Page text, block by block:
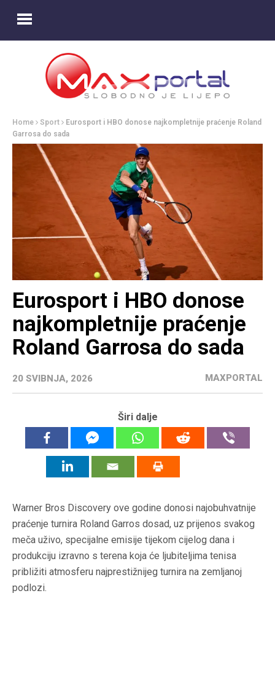
Home Sport
Eurosport i HBO donose najkompletnije praćenje Roland
Garrosa do sada
Eurosport i HBO donose
najkompletnije praćenje
Roland Garrosa do sada
20 SVIBNJA, 2026 MAXPORTAL
Širi dalje
Warner Bros Discovery ove godine donosi najobuhvatnije
praćenje turnira Roland Garros dosad, uz prijenos svakog
meča uživo, specijalne emisije tijekom cijelog dana i
produkciju izravno s terena koja će ljubiteljima tenisa
približiti atmosferu najprestižnijeg turnira na zemljanoj
podlozi.